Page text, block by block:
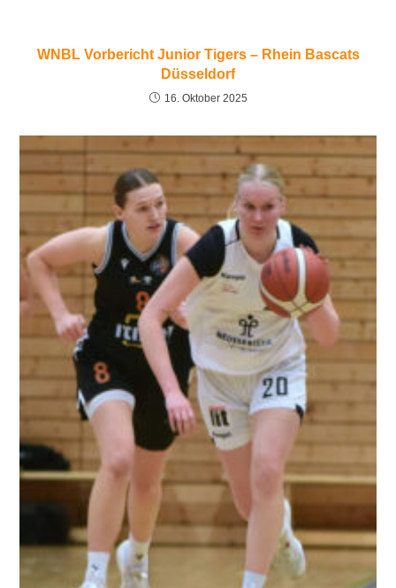
WNBL Vorbericht Junior Tigers – Rhein Bascats
Düsseldorf
16. Oktober 2025